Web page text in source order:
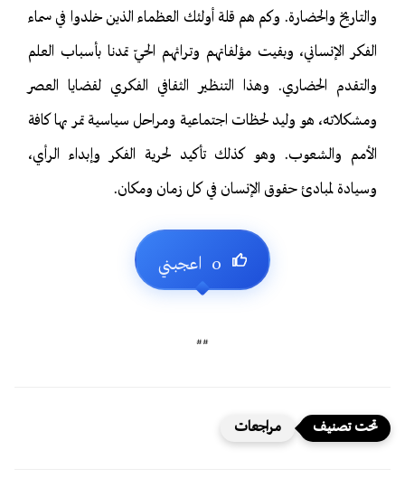
والتاريخ والحضارة. وكم هم قلة أولئك العظماء الذين خلدوا في سماء
الفكر الإنساني، وبقيت مؤلفاتهم وتراثهم الحيّ تمدنا بأسباب العلم
والتقدم الحضاري. وهذا التنظير الثقافي الفكري لقضايا العصر
ومشكلاته، هو وليد لحظات اجتماعية ومراحل سياسية تمر بها كافة
الأمم والشعوب. وهو كذلك تأكيد لحرية الفكر وإبداء الرأي،
وسيادة لمبادئ حقوق الإنسان في كل زمان ومكان.
##
مراجعات